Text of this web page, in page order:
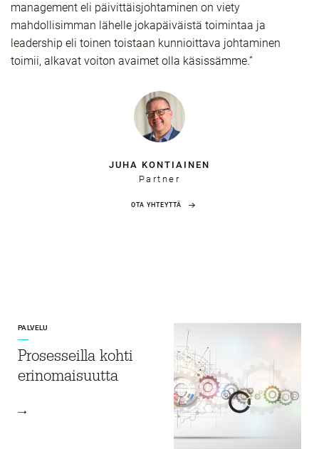
management eli päivittäisjohtaminen on viety
mahdollisimman lähelle jokapäiväistä toimintaa ja
leadership eli toinen toistaan kunnioittava johtaminen
toimii, alkavat voiton avaimet olla käsissämme.”
JUHA KONTIAINEN
Partner
OTA YHTEYTTÄ
PALVELU
Prosesseilla kohti
erinomaisuutta